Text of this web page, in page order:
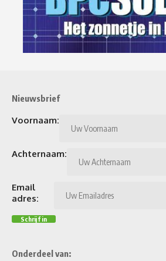
Nieuwsbrief
Voornaam:
Achternaam:
Email
adres:
Onderdeel van: